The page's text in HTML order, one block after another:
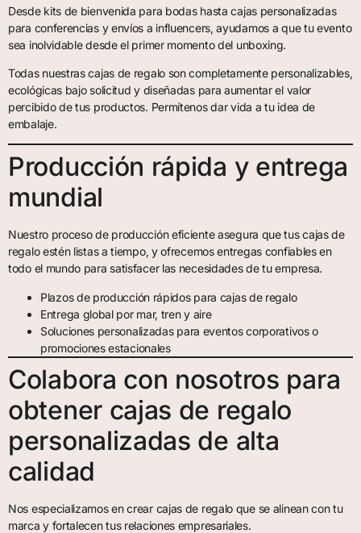
Desde kits de bienvenida para bodas hasta cajas personalizadas
para conferencias y envíos a influencers, ayudamos a que tu evento
sea inolvidable desde el primer momento del unboxing.
Todas nuestras cajas de regalo son completamente personalizables,
ecológicas bajo solicitud y diseñadas para aumentar el valor
percibido de tus productos. Permítenos dar vida a tu idea de
embalaje.
Producción rápida y entrega
mundial
Nuestro proceso de producción eficiente asegura que tus cajas de
regalo estén listas a tiempo, y ofrecemos entregas confiables en
todo el mundo para satisfacer las necesidades de tu empresa.
Plazos de producción rápidos para cajas de regalo
Entrega global por mar, tren y aire
Soluciones personalizadas para eventos corporativos o
promociones estacionales
Colabora con nosotros para
obtener cajas de regalo
personalizadas de alta
calidad
Nos especializamos en crear cajas de regalo que se alinean con tu
marca y fortalecen tus relaciones empresariales.